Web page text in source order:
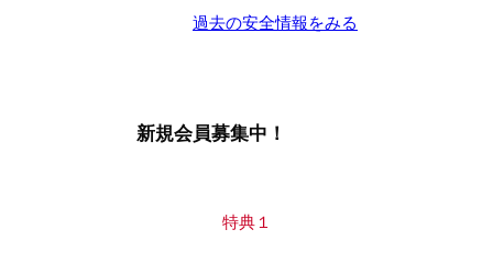
過去の安全情報をみる
新規会員募集中！
特典１